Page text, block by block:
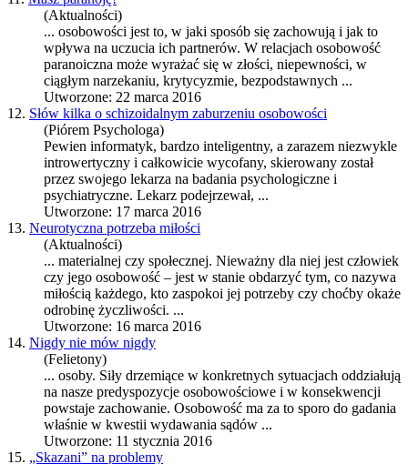
(Aktualności)
... osobowości jest to, w jaki sposób się zachowują i jak to
wpływa na uczucia ich partnerów. W relacjach osobowość
paranoiczna może wyrażać się w złości, niepewności, w
ciągłym narzekaniu, krytycyzmie, bezpodstawnych ...
Utworzone: 22 marca 2016
12. Słów kilka o schizoidalnym zaburzeniu osobowości
(Piórem Psychologa)
Pewien informatyk, bardzo inteligentny, a zarazem niezwykle
introwertyczny i całkowicie wycofany, skierowany został
przez swojego lekarza na badania psychologiczne i
psychiatryczne. Lekarz podejrzewał, ...
Utworzone: 17 marca 2016
13. Neurotyczna potrzeba miłości
(Aktualności)
... materialnej czy społecznej. Nieważny dla niej jest człowiek
czy jego osobowość – jest w stanie obdarzyć tym, co nazywa
miłością każdego, kto zaspokoi jej potrzeby czy choćby okaże
odrobinę życzliwości. ...
Utworzone: 16 marca 2016
14. Nigdy nie mów nigdy
(Felietony)
... osoby. Siły drzemiące w konkretnych sytuacjach oddziałują
na nasze predyspozycje osobowościowe i w konsekwencji
powstaje zachowanie. Osobowość ma za to sporo do gadania
właśnie w kwestii wydawania sądów ...
Utworzone: 11 stycznia 2016
15. „Skazani” na problemy